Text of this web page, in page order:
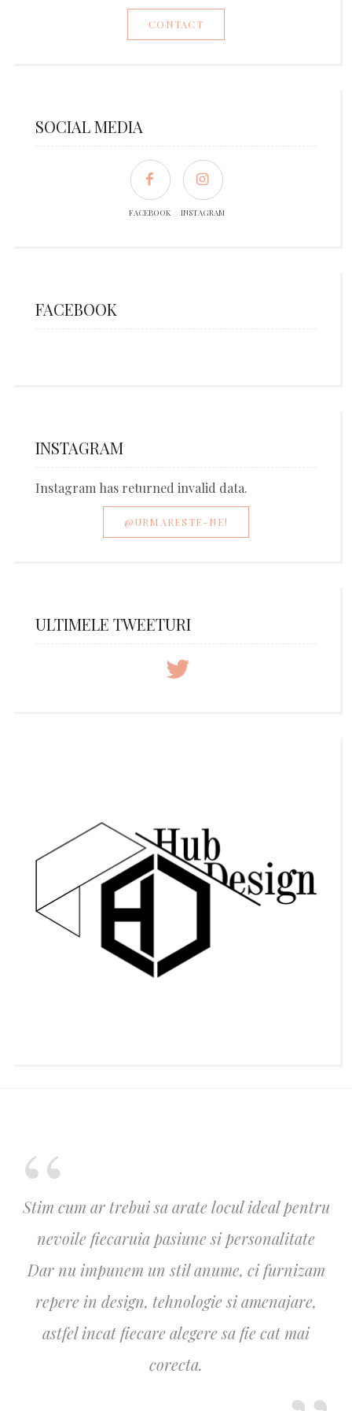
CONTACT
SOCIAL MEDIA
FACEBOOK INSTAGRAM
FACEBOOK
INSTAGRAM
Instagram has returned invalid data.
@URMARESTE-NE!
ULTIMELE TWEETURI
Stim cum ar trebui sa arate locul ideal pentru
nevoile fiecaruia pasiune si personalitate
Dar nu impunem un stil anume, ci furnizam
repere in design, tehnologie si amenajare,
astfel incat fiecare alegere sa fie cat mai
corecta.